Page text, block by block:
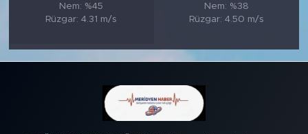
Nem: %45
Rüzgar: 4.31 m/s
Nem: %38
Rüzgar: 4.50 m/s